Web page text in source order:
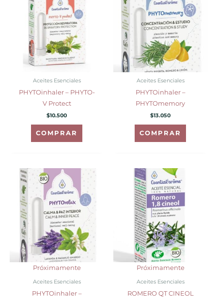
Aceites Esenciales
PHYTOinhaler – PHYTO-
V Protect
$10.500
COMPRAR
Aceites Esenciales
PHYTOinhaler –
PHYTOmemory
$13.050
COMPRAR
Próximamente
Aceites Esenciales
PHYTOinhaler –
Próximamente
Aceites Esenciales
ROMERO QT CINEOL